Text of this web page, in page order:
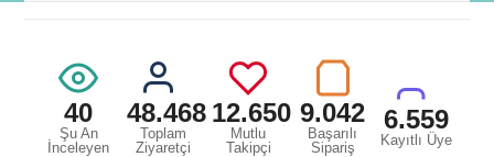
40
Şu An
İnceleyen
48.468
Toplam
Ziyaretçi
12.650
Mutlu
Takipçi
9.042
Başarılı
Sipariş
6.559
Kayıtlı Üye